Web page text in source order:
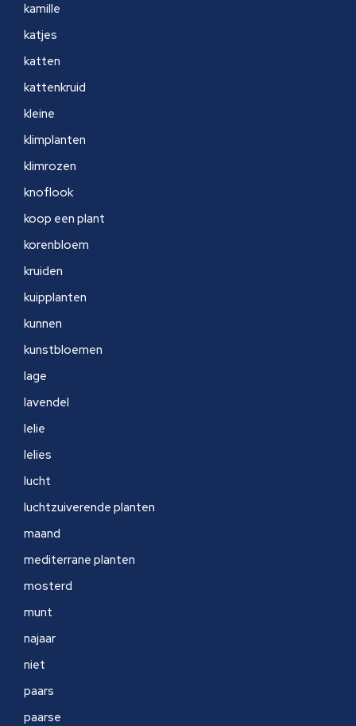
kamille
katjes
katten
kattenkruid
kleine
klimplanten
klimrozen
knoflook
koop een plant
korenbloem
kruiden
kuipplanten
kunnen
kunstbloemen
lage
lavendel
lelie
lelies
lucht
luchtzuiverende planten
maand
mediterrane planten
mosterd
munt
najaar
niet
paars
paarse